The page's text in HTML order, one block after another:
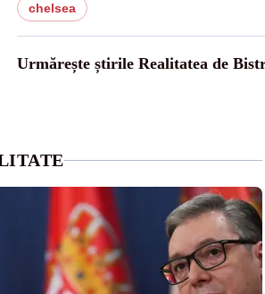
chelsea
Urmărește știrile Realitatea de